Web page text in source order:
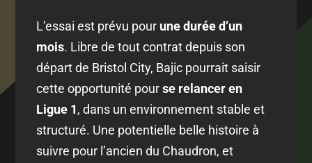
L’essai est prévu pour une durée d’un
mois. Libre de tout contrat depuis son
départ de Bristol City, Bajic pourrait saisir
cette opportunité pourse relancer en
Ligue 1, dans un environnement stable et
structuré. Une potentielle belle histoire à
suivre pour l’ancien du Chaudron, et